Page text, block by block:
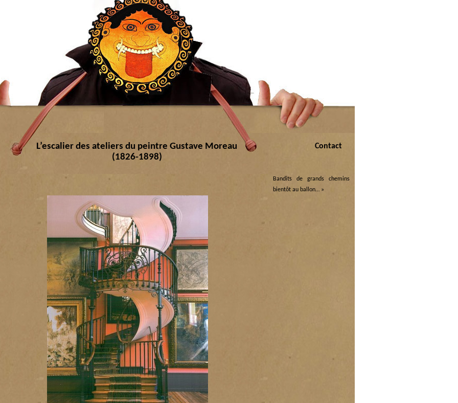
L’escalier des ateliers du peintre Gustave Moreau
(1826-1898)
Contact
Bandits de grands chemins
bientôt au ballon… »